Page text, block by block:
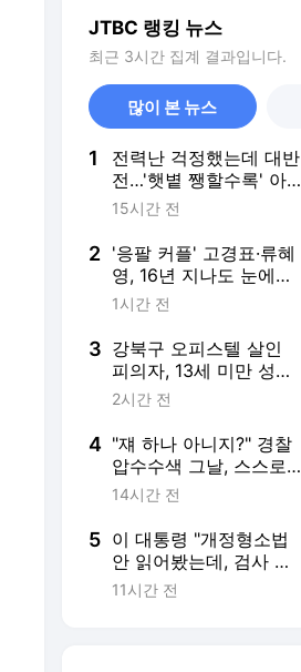
JTBC 랭킹 뉴스
최근 3시간 집계 결과입니다.
많이 본 뉴스
1
전력난 걱정했는데 대반
전…'햇볕 쨍할수록' 아
이러니
15시간 전
2 '응팔 커플' 고경표·류혜
영, 16년 지나도 눈에서
꿀 뚝뚝
1시간 전
3 강북구 오피스텔 살인
피의자, 13세 미만 성폭
력 15차례…전자발찌 부
2시간 전
4 "쟤 하나 아니지?" 경찰
압수수색 그날, 스스로
목숨 끊은 10대
14시간 전
5 이 대통령 "개정형소법
안 읽어봤는데, 검사 수
사 안된다고 돼 있나"
11시간 전